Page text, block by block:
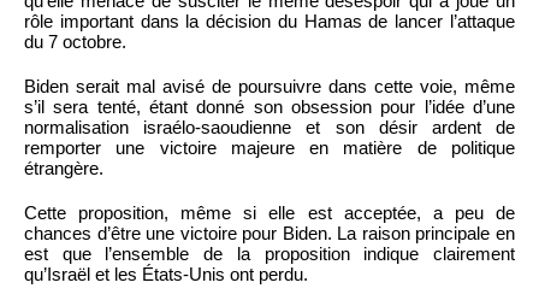
rôle important dans la décision du Hamas de lancer l’attaque
du 7 octobre.
Biden serait mal avisé de poursuivre dans cette voie, même
s’il sera tenté, étant donné son obsession pour l’idée d’une
normalisation israélo-saoudienne et son désir ardent de
remporter une victoire majeure en matière de politique
étrangère.
Cette proposition, même si elle est acceptée, a peu de
chances d’être une victoire pour Biden. La raison principale en
est que l’ensemble de la proposition indique clairement
qu’Israël et les États-Unis ont perdu.